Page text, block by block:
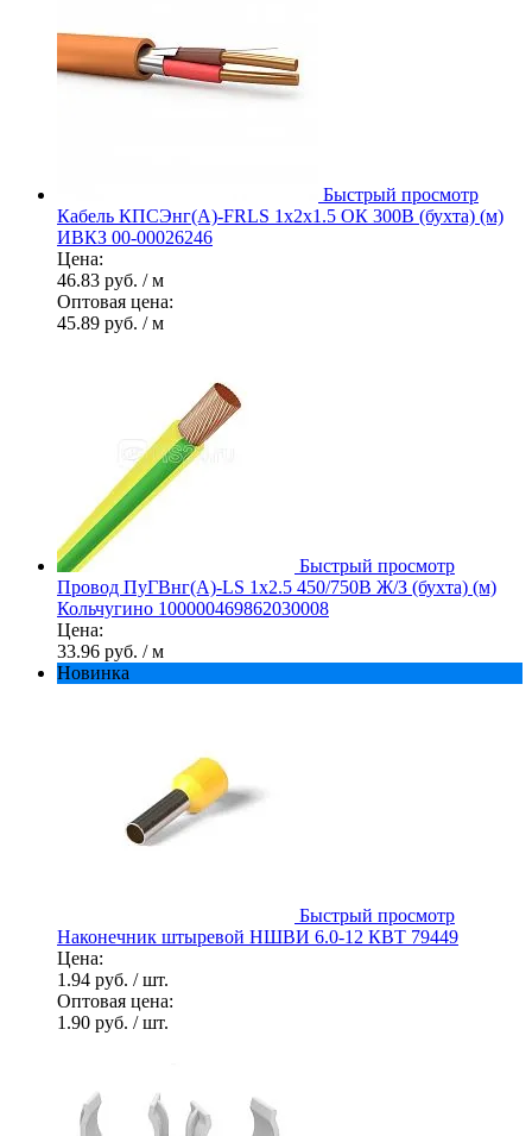
Быстрый просмотр
Кабель КПСЭнг(А)-FRLS 1х2х1.5 ОК 300В (бухта) (м)
ИВКЗ 00-00026246
Цена:
46.83 руб. / м
Оптовая цена:
45.89 руб. / м
Быстрый просмотр
Провод ПуГВнг(А)-LS 1х2.5 450/750В Ж/З (бухта) (м)
Кольчугино 100000469862030008
Цена:
33.96 руб. / м
Новинка
Быстрый просмотр
Наконечник штыревой НШВИ 6.0-12 КВТ 79449
Цена:
1.94 руб. / шт.
Оптовая цена:
1.90 руб. / шт.